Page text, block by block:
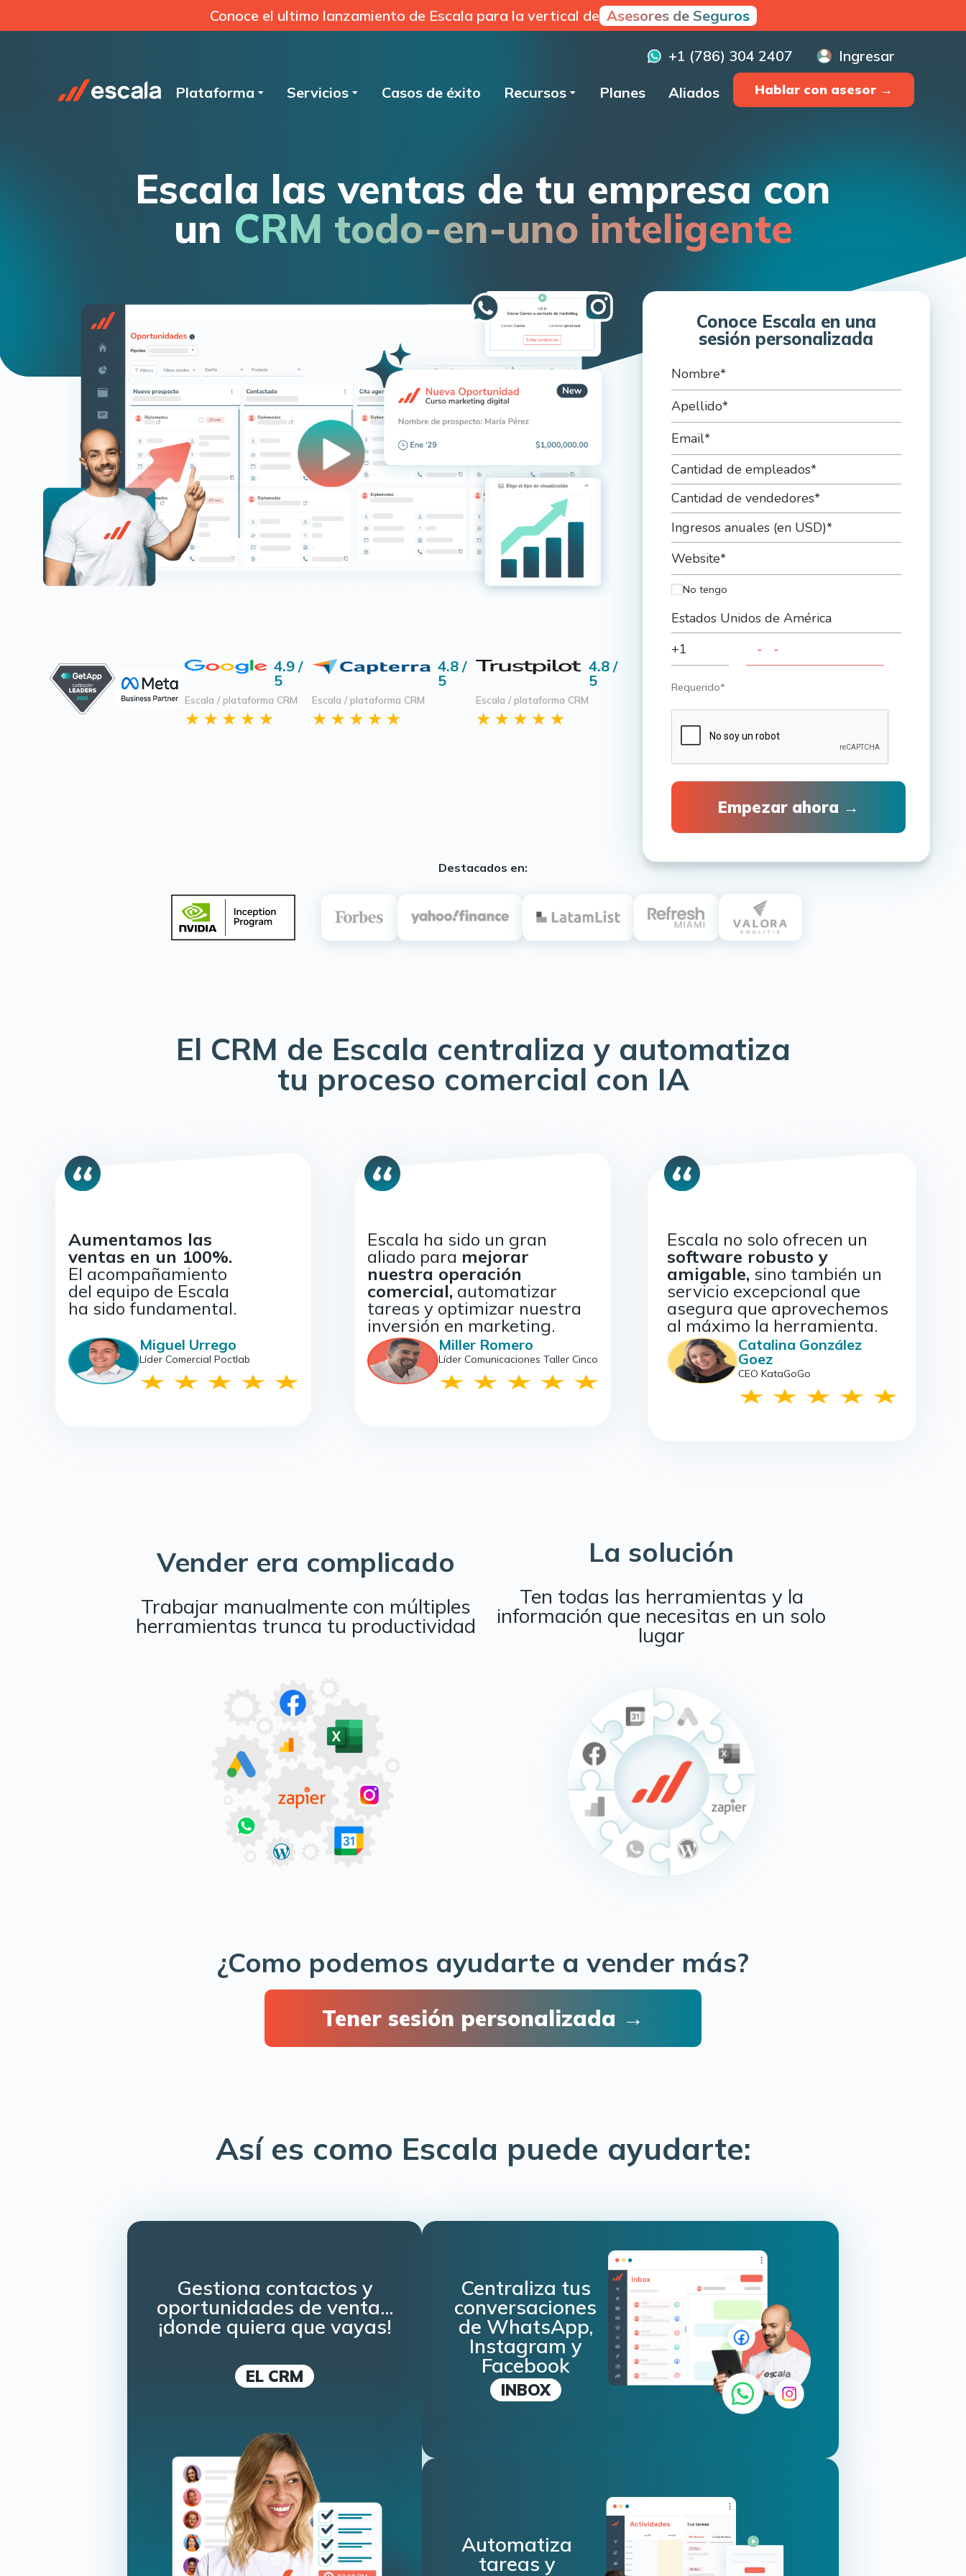
+1 (786) 304 2407 Ingresar
Plataforma Servicios Casos de éxito Recursos Planes Aliados Hablar con asesor →
Conoce el ultimo lanzamiento de Escala para la vertical de Asesores de Seguros
Escala las ventas de tu empresa con
un CRM todo-en-uno inteligente
4.9 /
5
Escala / plataforma CRM
4.8 /
5
Escala / plataforma CRM
4.8 /
5
Escala / plataforma CRM
Conoce Escala en una
sesión personalizada
No tengo
Requerido*
Destacados en:
El CRM de Escala centraliza y automatiza
tu proceso comercial con IA
Aumentamos las
ventas en un 100%.
El acompañamiento
del equipo de Escala
ha sido fundamental.
Miguel Urrego
Líder Comercial Poctlab
Escala ha sido un gran
aliado para mejorar
nuestra operación
comercial, automatizar
tareas y optimizar nuestra
inversión en marketing.
Miller Romero
Líder Comunicaciones Taller Cinco
Escala no solo ofrecen un
software robusto y
amigable, sino también un
servicio excepcional que
asegura que aprovechemos
al máximo la herramienta.
Catalina González
Goez
CEO KataGoGo
Vender era complicado
Trabajar manualmente con múltiples
herramientas trunca tu productividad
La solución
Ten todas las herramientas y la
información que necesitas en un solo
lugar
¿Como podemos ayudarte a vender más?
Tener sesión personalizada →
Así es como Escala puede ayudarte:
Gestiona contactos y
oportunidades de venta...
¡donde quiera que vayas!
EL CRM
Centraliza tus
conversaciones
de WhatsApp,
Instagram y
Facebook
INBOX
Automatiza
tareas y